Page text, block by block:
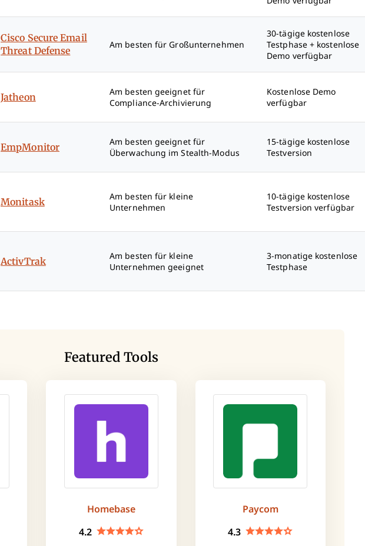
Cisco Secure Email
Threat Defense
Am besten für Großunternehmen
30-tägige kostenlose
Testphase + kostenlose
Demo verfügbar
Jatheon
Am besten geeignet für
Compliance-Archivierung
Kostenlose Demo
verfügbar
EmpMonitor
Am besten geeignet für
Überwachung im Stealth-Modus
15-tägige kostenlose
Testversion
Monitask
Am besten für kleine
Unternehmen
10-tägige kostenlose
Testversion verfügbar
ActivTrak
Am besten für kleine
Unternehmen geeignet
3-monatige kostenlose
Testphase
Featured Tools
Homebase
4.2
Paycom
4.3